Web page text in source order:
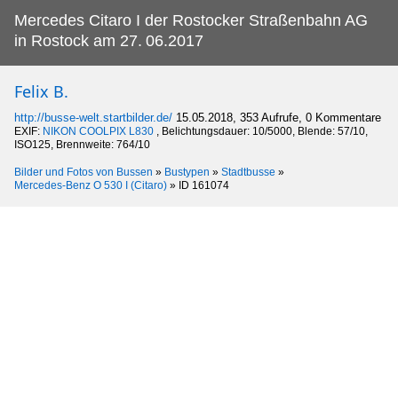
Mercedes Citaro I der Rostocker Straßenbahn AG
in Rostock am 27. 06.2017
Felix B.
http://busse-welt.startbilder.de/ 15.05.2018, 353 Aufrufe, 0 Kommentare
EXIF: NIKON COOLPIX L830 , Belichtungsdauer: 10/5000, Blende: 57/10,
ISO125, Brennweite: 764/10
Bilder und Fotos von Bussen » Bustypen » Stadtbusse »
Mercedes-Benz O 530 I (Citaro) » ID 161074